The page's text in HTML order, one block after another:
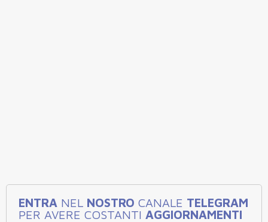
ENTRA NEL NOSTRO CANALE TELEGRAM
PER AVERE COSTANTI AGGIORNAMENTI